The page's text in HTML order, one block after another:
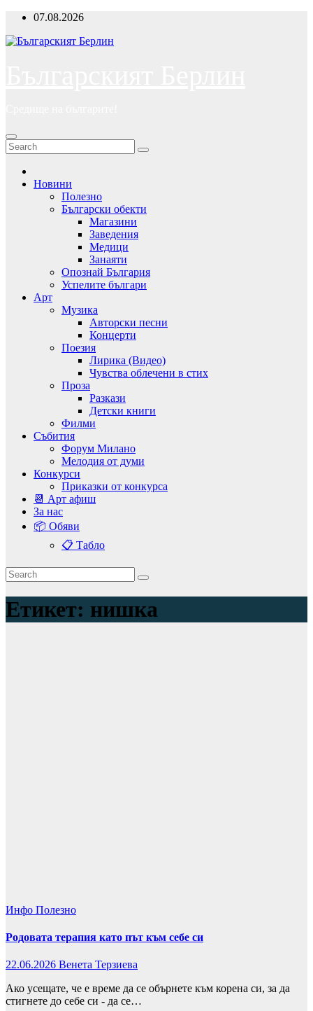
Skip
content
07.08.2026
Новини
Полезно
Български обекти
Магазини
Заведения
Медици
Занаяти
Опознай България
Успелите българи
Арт
Музика
Авторски песни
Концерти
Поезия
Лирика (Видео)
Чувства облечени в стих
Проза
Разкази
Детски книги
Филми
Събития
Форум Милано
Мелодия от думи
Конкурси
Приказки от конкурса
📆 Арт афиш
За нас
📦 Обяви
📋 Табло
Етикет: нишка
Инфо Полезно
Родовата терапия като път към себе си
22.06.2026 Венета Терзиева
Ако усещате, че е време да се обърнете към корена си, за да
стигнете до себе си - да се…